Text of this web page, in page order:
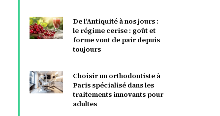
De l’Antiquité à nos jours :
le régime cerise : goût et
forme vont de pair depuis
toujours
Choisir un orthodontiste à
Paris spécialisé dans les
traitements innovants pour
adultes